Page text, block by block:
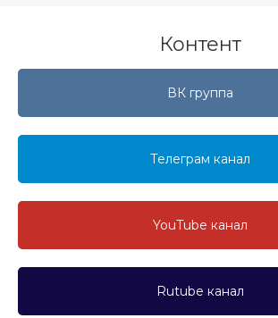
Контент
ВК группа
Телеграм канал
YouTube канал
Rutube канал